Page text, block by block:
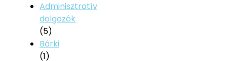
Adminisztratív
dolgozók
(5)
Bárki
(1)